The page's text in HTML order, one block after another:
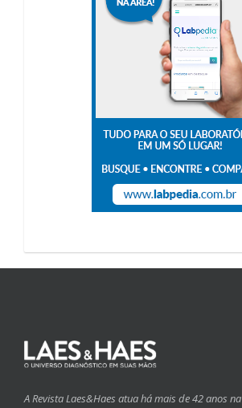
A Revista Laes&Haes atua há mais de 42 anos na